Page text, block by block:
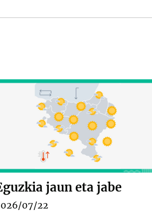
jaun eta jabe
07/22